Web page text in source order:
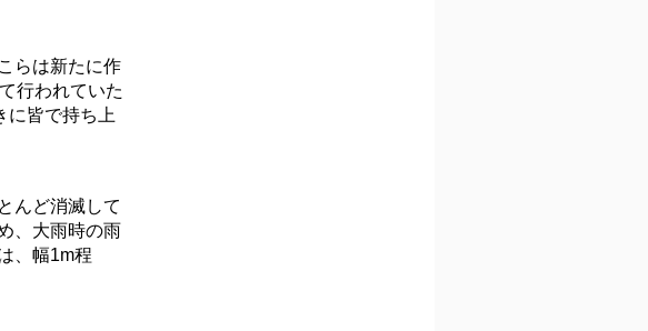
らは新たに作
行われていた
に皆で持ち上
んど消滅して
、大雨時の雨
、幅1m程